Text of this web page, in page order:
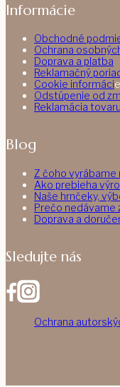
Informácie
Obchodné
Ochrana
Doprava a platba
Reklamačný
Cookie informácie
Odstúpenie od
Reklamácia tovaru
Blog
Z čoho vyrábame
Ako prebieha
Naše hrnčeky,
Prečo nedávame
Doprava a
Sledujte nás
Ochrana